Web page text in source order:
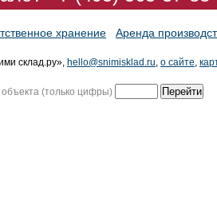
хранение Аренда
склад.ру», hello@snimisklad.ru, о сайте,
(только цифры)